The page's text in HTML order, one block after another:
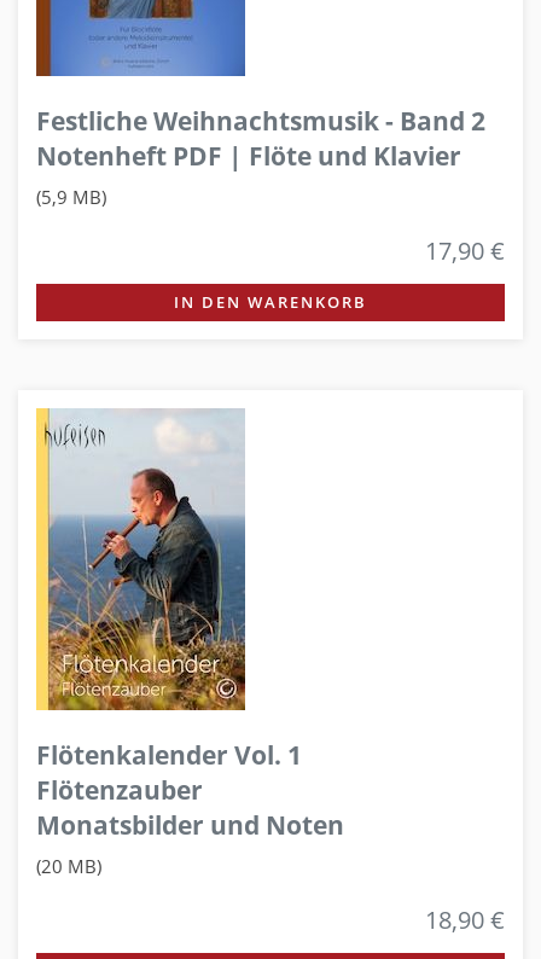
Festliche Weihnachtsmusik - Band 2
Notenheft PDF | Flöte und Klavier
(5,9 MB)
17,90 €
IN DEN WARENKORB
Flötenkalender Vol. 1
Flötenzauber
Monatsbilder und Noten
(20 MB)
18,90 €